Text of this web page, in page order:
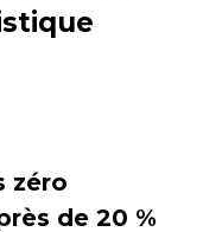
zéro
de 20 %